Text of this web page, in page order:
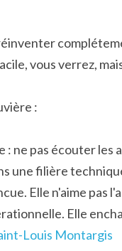
vous verrez,
:
: ne pas écouter les
une filière
Elle n'aime pas
Elle
Louis Montargis